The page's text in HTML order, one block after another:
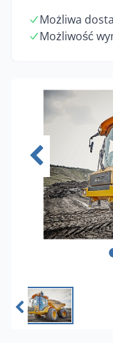
Możliwa
Możliwość